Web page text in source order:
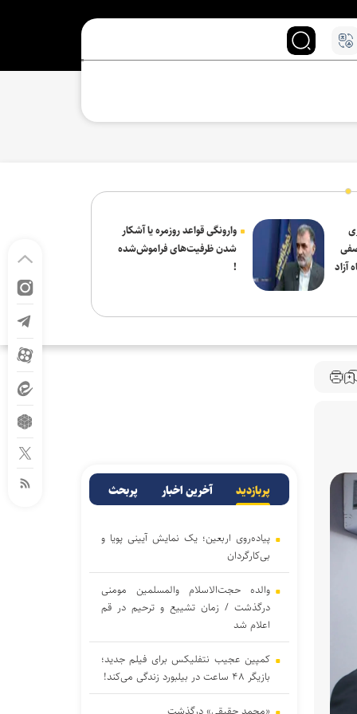
آزاد
وارونگی قواعد روزمره یا آشکار
شدن ظرفیت‌های فراموش‌شده
!
پربازدید آخرین اخبار پربحث
پیاده‌روی اربعین؛ یک نمایش آیینی پویا و
بی‌کارگردان
والده حجت‌الاسلام والمسلمین مومنی
درگذشت / زمان تشییع و ترحیم در قم
اعلام شد
کمپین عجیب نتفلیکس برای فیلم جدید؛
بازیگر ۴۸ ساعت در بیلبورد زندگی می‌کند!